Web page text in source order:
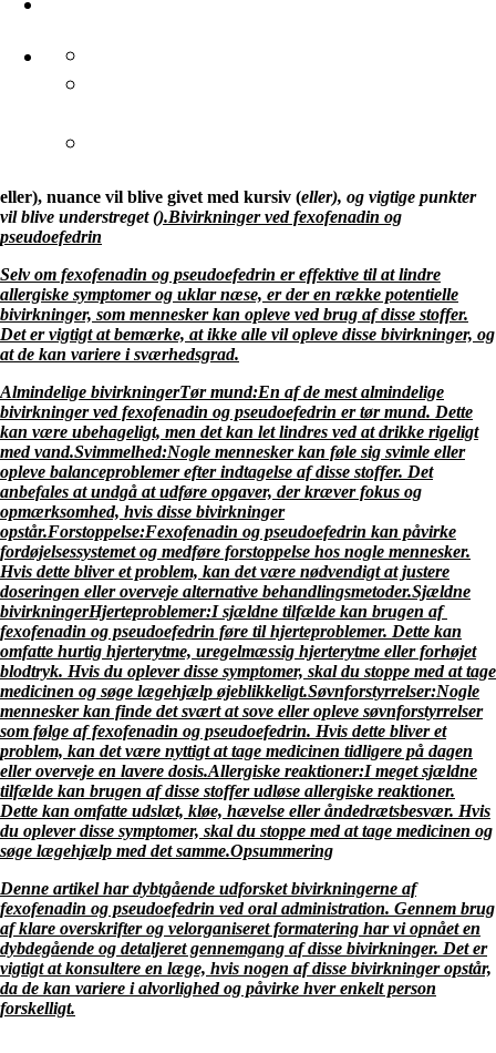
eller), nuance vil blive givet med kursiv (eller), og vigtige punkter
vil blive understreget ().Bivirkninger ved fexofenadin og
pseudoefedrin
Selv om fexofenadin og pseudoefedrin er effektive til at lindre
allergiske symptomer og uklar næse, er der en række potentielle
bivirkninger, som mennesker kan opleve ved brug af disse stoffer.
Det er vigtigt at bemærke, at ikke alle vil opleve disse bivirkninger, og
at de kan variere i sværhedsgrad.
Almindelige bivirkningerTør mund:En af de mest almindelige
bivirkninger ved fexofenadin og pseudoefedrin er tør mund. Dette
kan være ubehageligt, men det kan let lindres ved at drikke rigeligt
med vand.Svimmelhed:Nogle mennesker kan føle sig svimle eller
opleve balanceproblemer efter indtagelse af disse stoffer. Det
anbefales at undgå at udføre opgaver, der kræver fokus og
opmærksomhed, hvis disse bivirkninger
opstår.Forstoppelse:Fexofenadin og pseudoefedrin kan påvirke
fordøjelsessystemet og medføre forstoppelse hos nogle mennesker.
Hvis dette bliver et problem, kan det være nødvendigt at justere
doseringen eller overveje alternative behandlingsmetoder.Sjældne
bivirkningerHjerteproblemer:I sjældne tilfælde kan brugen af ​​
fexofenadin og pseudoefedrin føre til hjerteproblemer. Dette kan
omfatte hurtig hjerterytme, uregelmæssig hjerterytme eller forhøjet
blodtryk. Hvis du oplever disse symptomer, skal du stoppe med at tage
medicinen og søge lægehjælp øjeblikkeligt.Søvnforstyrrelser:Nogle
mennesker kan finde det svært at sove eller opleve søvnforstyrrelser
som følge af fexofenadin og pseudoefedrin. Hvis dette bliver et
problem, kan det være nyttigt at tage medicinen tidligere på dagen
eller overveje en lavere dosis.Allergiske reaktioner:I meget sjældne
tilfælde kan brugen af ​​disse stoffer udløse allergiske reaktioner.
Dette kan omfatte udslæt, kløe, hævelse eller åndedrætsbesvær. Hvis
du oplever disse symptomer, skal du stoppe med at tage medicinen og
søge lægehjælp med det samme.Opsummering
Denne artikel har dybtgående udforsket bivirkningerne af
fexofenadin og pseudoefedrin ved oral administration. Gennem brug
af klare overskrifter og velorganiseret formatering har vi opnået en
dybdegående og detaljeret gennemgang af disse bivirkninger. Det er
vigtigt at konsultere en læge, hvis nogen af ​​disse bivirkninger opstår,
da de kan variere i alvorlighed og påvirke hver enkelt person
forskelligt.